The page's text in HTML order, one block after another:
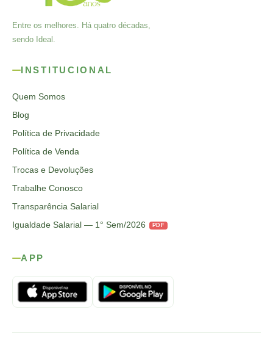
Entre os melhores. Há quatro décadas,
sendo Ideal.
INSTITUCIONAL
Quem Somos
Blog
Política de Privacidade
Política de Venda
Trocas e Devoluções
Trabalhe Conosco
Transparência Salarial
Igualdade Salarial — 1° Sem/2026
PDF
APP